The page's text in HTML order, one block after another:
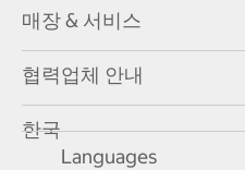
매장 & 서비스
협력업체 안내
한국
Languages